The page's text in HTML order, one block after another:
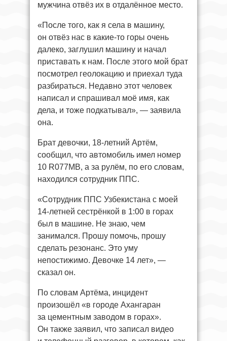
мужчина отвёз их в отдалённое место.
«После того, как я села в машину,
он отвёз нас в какие-то горы очень
далеко, заглушил машину и начал
приставать к нам. После этого мой брат
посмотрел геолокацию и приехал туда
разбираться. Недавно этот человек
написал и спрашивал моё имя, как
дела, и тоже подкатывал», — заявила
она.
Брат девочки, 18-летний Артём,
сообщил, что автомобиль имел номер
10 R077MB, а за рулём, по его словам,
находился сотрудник ППС.
«Сотрудник ППС Узбекистана с моей
14-летней сестрёнкой в 1:00 в горах
был в машине. Не знаю, чем
занимался. Прошу помочь, прошу
сделать резонанс. Это уму
непостижимо. Девочке 14 лет», —
сказал он.
По словам Артёма, инцидент
произошёл «в городе Ахангаран
за цементным заводом в горах».
Он также заявил, что записал видео